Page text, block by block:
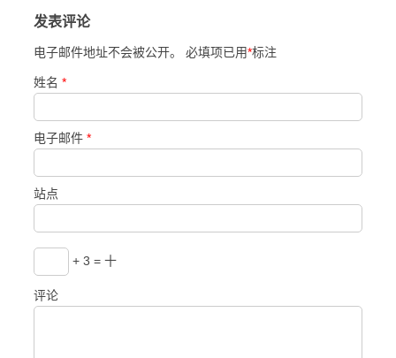
发表评论
电子邮件地址不会被公开。 必填项已用*标注
姓名 *
电子邮件 *
站点
+ 3 = 十
评论